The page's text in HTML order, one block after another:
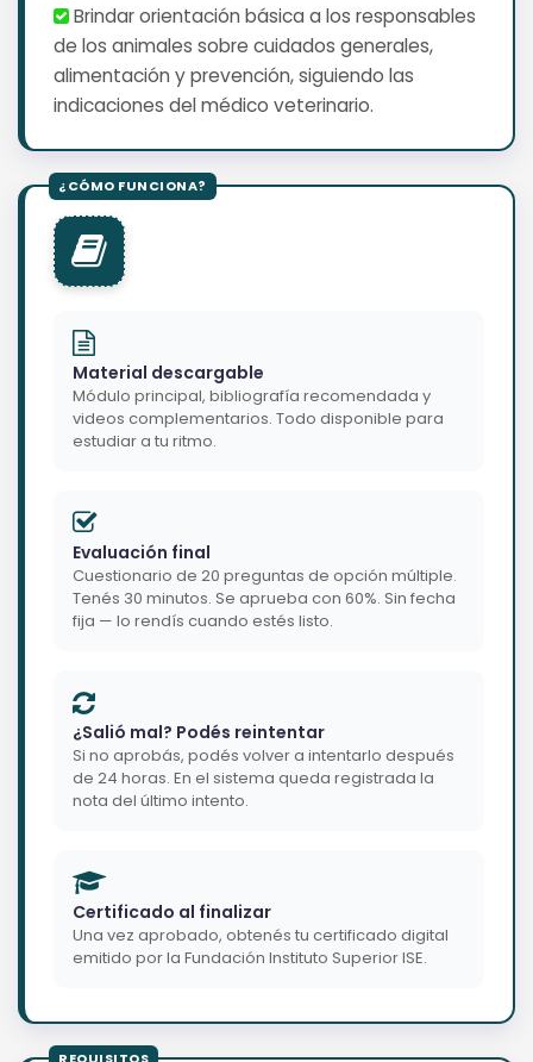
️ Brindar orientación básica a los responsables
de los animales sobre cuidados generales,
alimentación y prevención, siguiendo las
indicaciones del médico veterinario.
Material descargable
Módulo principal, bibliografía recomendada y
videos complementarios. Todo disponible para
estudiar a tu ritmo.
Evaluación final
Cuestionario de 20 preguntas de opción múltiple.
Tenés 30 minutos. Se aprueba con 60%. Sin fecha
fija — lo rendís cuando estés listo.
¿Salió mal? Podés reintentar
Si no aprobás, podés volver a intentarlo después
de 24 horas. En el sistema queda registrada la
nota del último intento.
Certificado al finalizar
Una vez aprobado, obtenés tu certificado digital
emitido por la Fundación Instituto Superior ISE.